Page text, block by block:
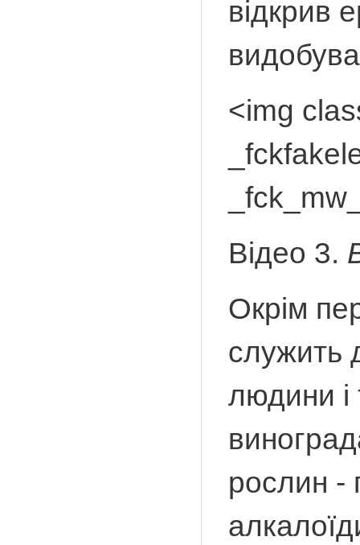
відкрив
<img
Відео 3.
Окрім
служить
людини і
рослин -